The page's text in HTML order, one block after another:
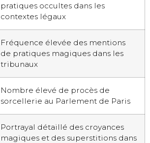
pratiques occultes dans les
contextes légaux
Fréquence élevée des mentions
de pratiques magiques dans les
tribunaux
Nombre élevé de procès de
sorcellerie au Parlement de Paris
Portrayal détaillé des croyances
magiques et des superstitions dans